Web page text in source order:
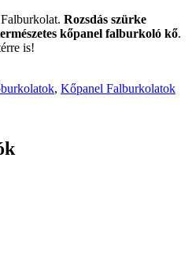
Rozsdás szürke
kőpanel falburkoló kő.
is!
, Kőpanel Falburkolatok